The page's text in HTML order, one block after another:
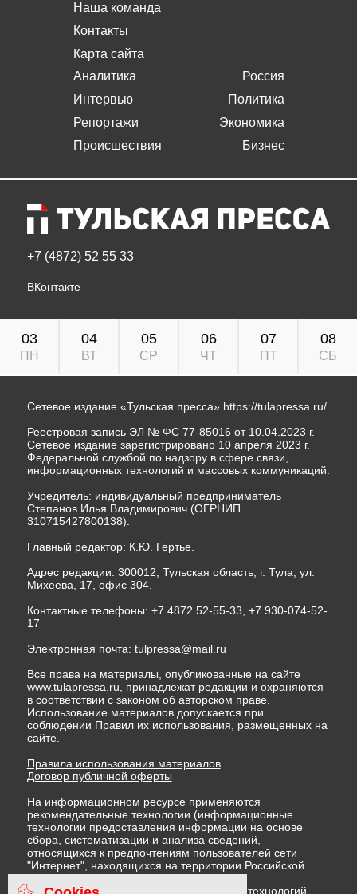
Наша команда
Контакты
Карта сайта
Аналитика
Интервью
Репортажи
Происшествия
Россия
Политика
Экономика
Бизнес
+7 (4872) 52 55 33
ВКонтакте
03
ПН
04
ВТ
05
СР
06
ЧТ
07
ПТ
08
СБ
Сетевое издание «Тульская пресса» https://tulapressa.ru/
Реестровая запись ЭЛ № ФС 77-85016 от 10.04.2023 г.
Сетевое издание зарегистрировано 10 апреля 2023 г.
Федеральной службой по надзору в сфере связи,
информационных технологий и массовых коммуникаций.
Учредитель: индивидуальный предприниматель
Степанов Илья Владимирович (ОГРНИП
310715427800138).
Главный редактор: К.Ю. Гертье.
Адрес редакции: 300012, Тульская область, г. Тула, ул.
Михеева, 17, офис 304.
Контактные телефоны: +7 4872 52-55-33, +7 930-074-52-
17
Электронная почта: tulpressa@mail.ru
Все права на материалы, опубликованные на сайте
www.tulapressa.ru, принадлежат редакции и охраняются
в соответствии с законом об авторском праве.
Использование материалов допускается при
соблюдении Правил их использования, размещенных на
сайте.
Правила использования материалов
Договор публичной оферты
На информационном ресурсе применяются
рекомендательные технологии (информационные
технологии предоставления информации на основе
сбора, систематизации и анализа сведений,
относящихся к предпочтениям пользователей сети
"Интернет", находящихся на территории Российской
Федерации)
Правила применения рекомендательных технологий